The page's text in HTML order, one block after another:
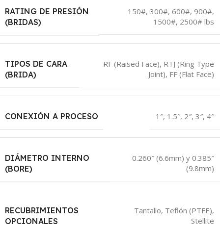
RATING DE PRESIÓN
(BRIDAS)
150#, 300#, 600#, 900#,
1500#, 2500# lbs
TIPOS DE CARA
(BRIDA)
RF (Raised Face), RTJ (Ring Type
Joint), FF (Flat Face)
CONEXIÓN A PROCESO 1″, 1.5″, 2″, 3″, 4″
DIÁMETRO INTERNO
(BORE)
0.260″ (6.6mm) y 0.385″
(9.8mm)
RECUBRIMIENTOS
OPCIONALES
Tantalio, Teflón (PTFE),
Stellite